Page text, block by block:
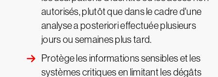
autorisés, plutôt que dans le cadre d'une
analyse a posteriori effectuée plusieurs
jours ou semaines plus tard.
Protège les informations sensibles et les
systèmes critiques en limitant les dégâts